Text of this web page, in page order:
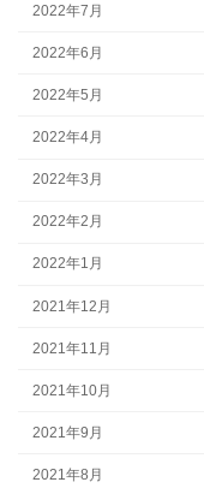
2022年7月
2022年6月
2022年5月
2022年4月
2022年3月
2022年2月
2022年1月
2021年12月
2021年11月
2021年10月
2021年9月
2021年8月